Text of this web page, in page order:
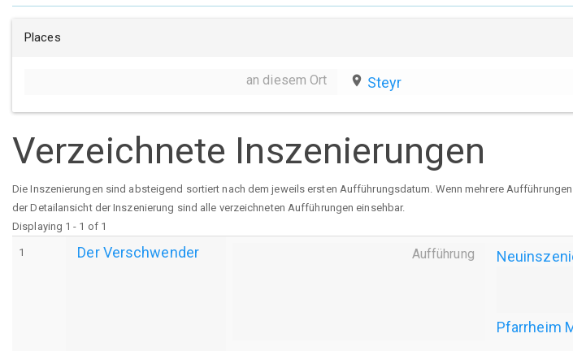
Places
an diesem Ort place Steyr
Verzeichnete Inszenierungen
Die Inszenierungen sind absteigend sortiert nach dem jeweils ersten Aufführungsdatum. Wenn mehrere
der Detailansicht der Inszenierung sind alle verzeichneten Aufführungen einsehbar.
Displaying 1 - 1 of 1
1 Der Verschwender Aufführung
Pfarrheim